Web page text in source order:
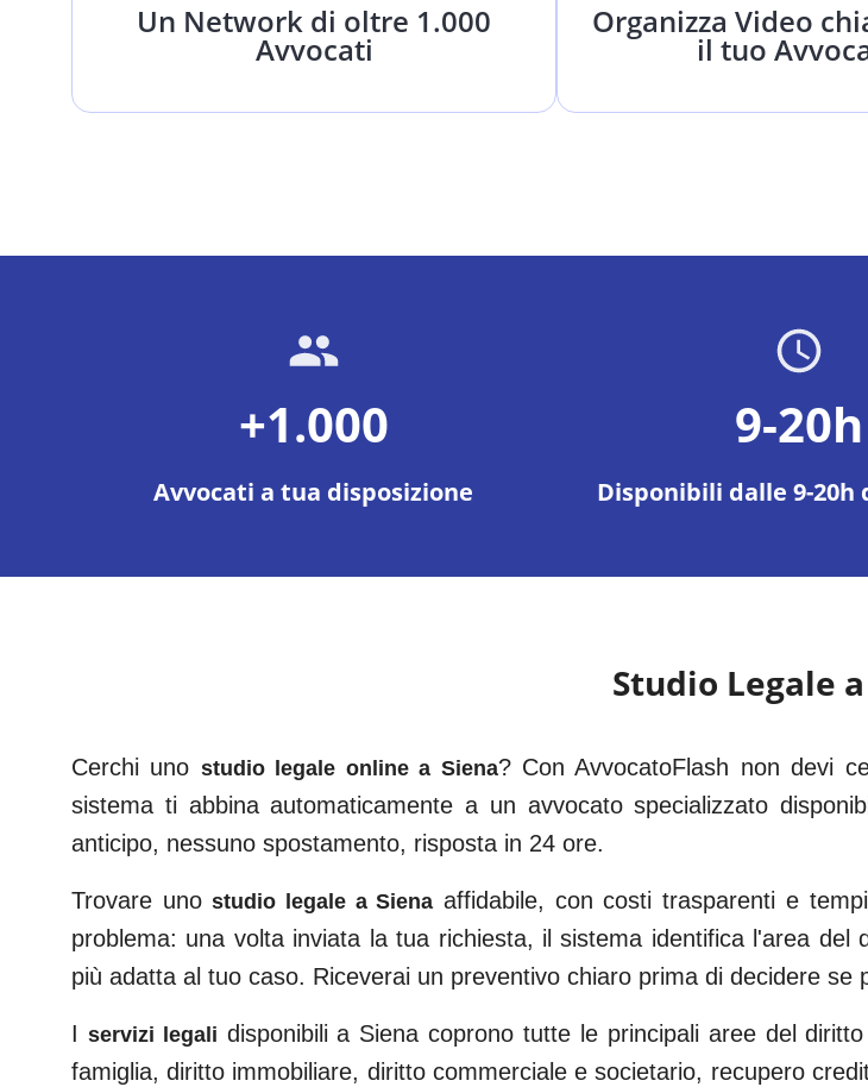
Un Network di oltre 1.000
Avvocati
Organizza Video
il tuo
+1.000
Avvocati a tua disposizione
9-20h
Disponibili dalle 9-20h
Studio Legale a
Cerchi uno studio legale online a Siena? Con AvvocatoFlash non devi
sistema ti abbina automaticamente a un avvocato specializzato
anticipo, nessuno spostamento, risposta in 24 ore.
Trovare unostudio legale aSiena affidabile, con costi trasparenti e
problema: una volta inviata la tua richiesta, il sistema identifica l'area
più adatta al tuo caso. Riceverai un preventivo chiaro prima di decidere se
I servizi legali disponibili a Siena coprono tutte le principali aree del
famiglia, diritto immobiliare, diritto commerciale e societario, recupero